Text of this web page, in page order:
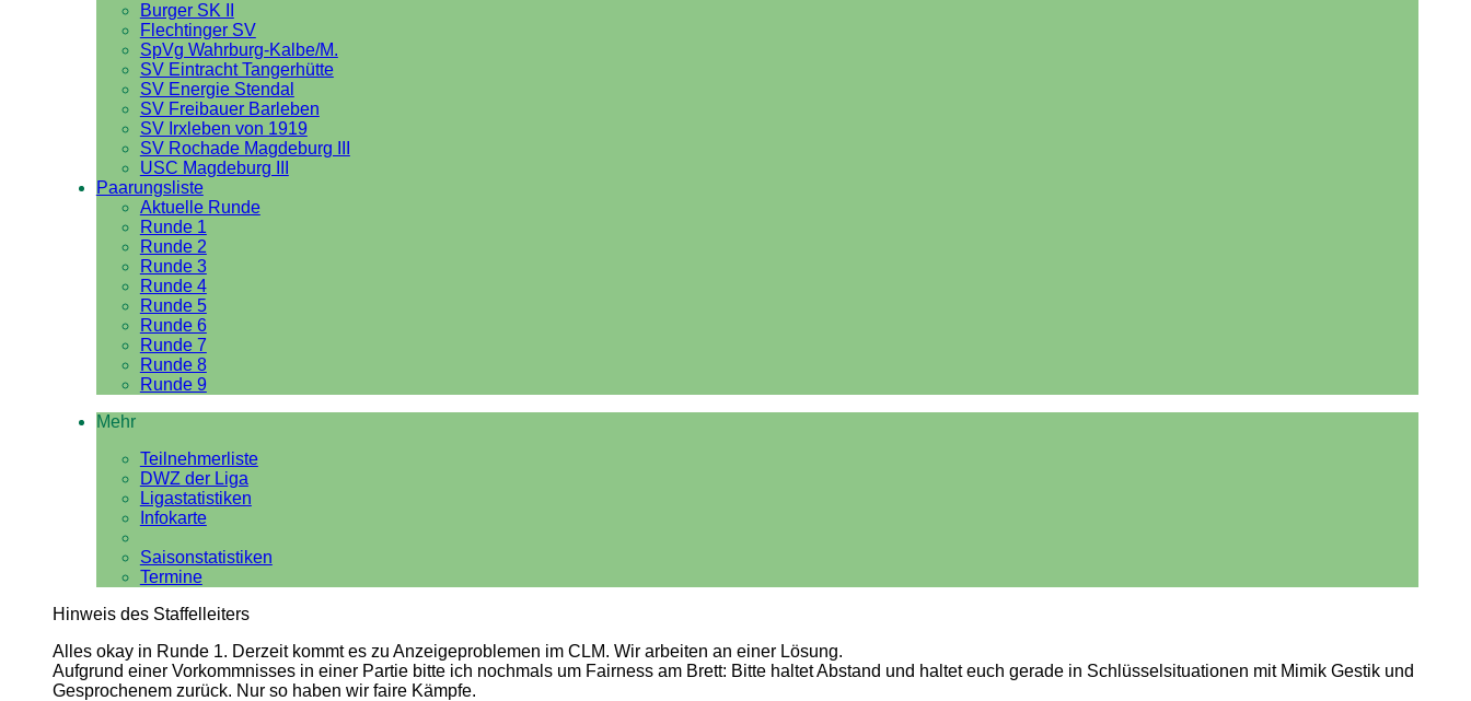
Burger SK II
Flechtinger SV
SpVg Wahrburg-Kalbe/M.
SV Eintracht Tangerhütte
SV Energie Stendal
SV Freibauer Barleben
SV Irxleben von 1919
SV Rochade Magdeburg III
USC Magdeburg III
Paarungsliste
Aktuelle Runde
Runde 1
Runde 2
Runde 3
Runde 4
Runde 5
Runde 6
Runde 7
Runde 8
Runde 9
Mehr
Teilnehmerliste
DWZ der Liga
Ligastatistiken
Infokarte
Saisonstatistiken
Termine
Hinweis des Staffelleiters
Alles okay in Runde 1. Derzeit kommt es zu Anzeigeproblemen im CLM. Wir arbeiten an einer Lösung.
Aufgrund einer Vorkommnisses in einer Partie bitte ich nochmals um Fairness am Brett: Bitte haltet Abstand und haltet euch gerade in Schlüsselsituationen mit Mimik Gestik und
Gesprochenem zurück. Nur so haben wir faire Kämpfe.